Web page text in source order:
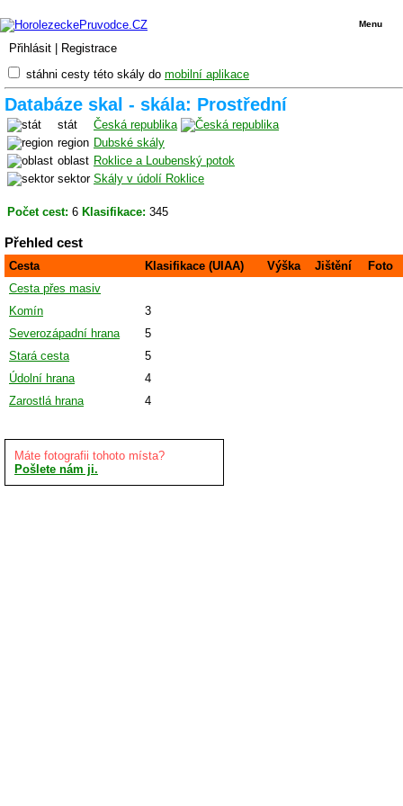
Přihlásit Registrace
Menu
stáhni cesty této skály do mobilní aplikace
Databáze skal - skála: Prostřední
stát
Česká republika
region Dubské skály
oblast Roklice a Loubenský potok
sektor Skály v údolí Roklice
Počet cest: 6 Klasifikace: 345
Přehled cest
Cesta Klasifikace (UIAA) Výška Jištění
Foto
Cesta přes masiv
Komín
3
Severozápadní hrana
5
Stará cesta
5
Údolní hrana
4
Zarostlá hrana
4
Máte fotografii tohoto místa?
Pošlete nám ji.